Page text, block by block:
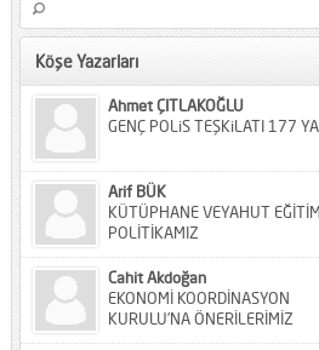
Köşe Yazarları
Ahmet ÇITLAKOĞLU
GENÇ POLiS TEŞKiLATI 177
Arif BÜK
KÜTÜPHANE VEYAHUT EĞİTİM
POLİTİKAMIZ
Cahit Akdoğan
EKONOMİ KOORDİNASYON
KURULU’NA ÖNERİLERİMİZ